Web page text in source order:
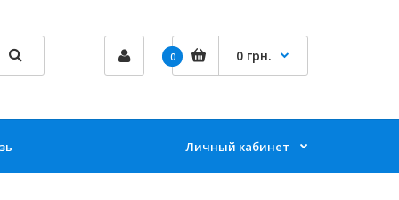
0 0 грн.
Личный кабинет